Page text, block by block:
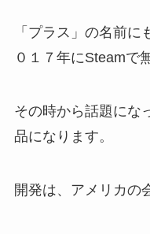
「プラス」の名前
０１７年にSteamで
その時から話題にな
品になります。
開発は、アメリカの